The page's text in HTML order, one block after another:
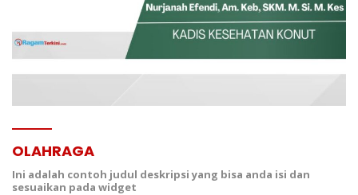
OLAHRAGA
Ini adalah contoh judul deskripsi yang bisa anda isi dan
sesuaikan pada widget